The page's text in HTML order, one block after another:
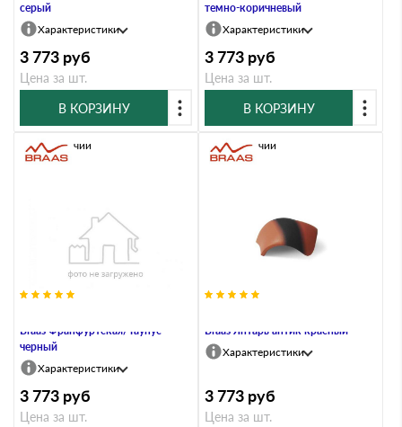
серый
Характеристики
3 773 руб
Цена за шт.
В КОРЗИНУ
темно-коричневый
Характеристики
3 773 руб
Цена за шт.
В КОРЗИНУ
Braas Франфуртская/Таунус
черный
В наличии
Характеристики
3 773 руб
Цена за шт.
Braas Янтарь антик красный
В наличии
Характеристики
3 773 руб
Цена за шт.